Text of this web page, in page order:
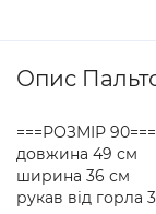
Опис
===РОЗМІР 90===
довжина 49 см
ширина 36 см
рукав від горла